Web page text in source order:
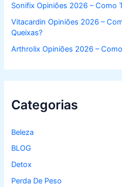
Sonifix Opiniões 2026 – Como
Vitacardin Opiniões 2026 –
Queixas?
Arthrolix Opiniões 2026 –
Categorias
Beleza
BLOG
Detox
Perda De Peso